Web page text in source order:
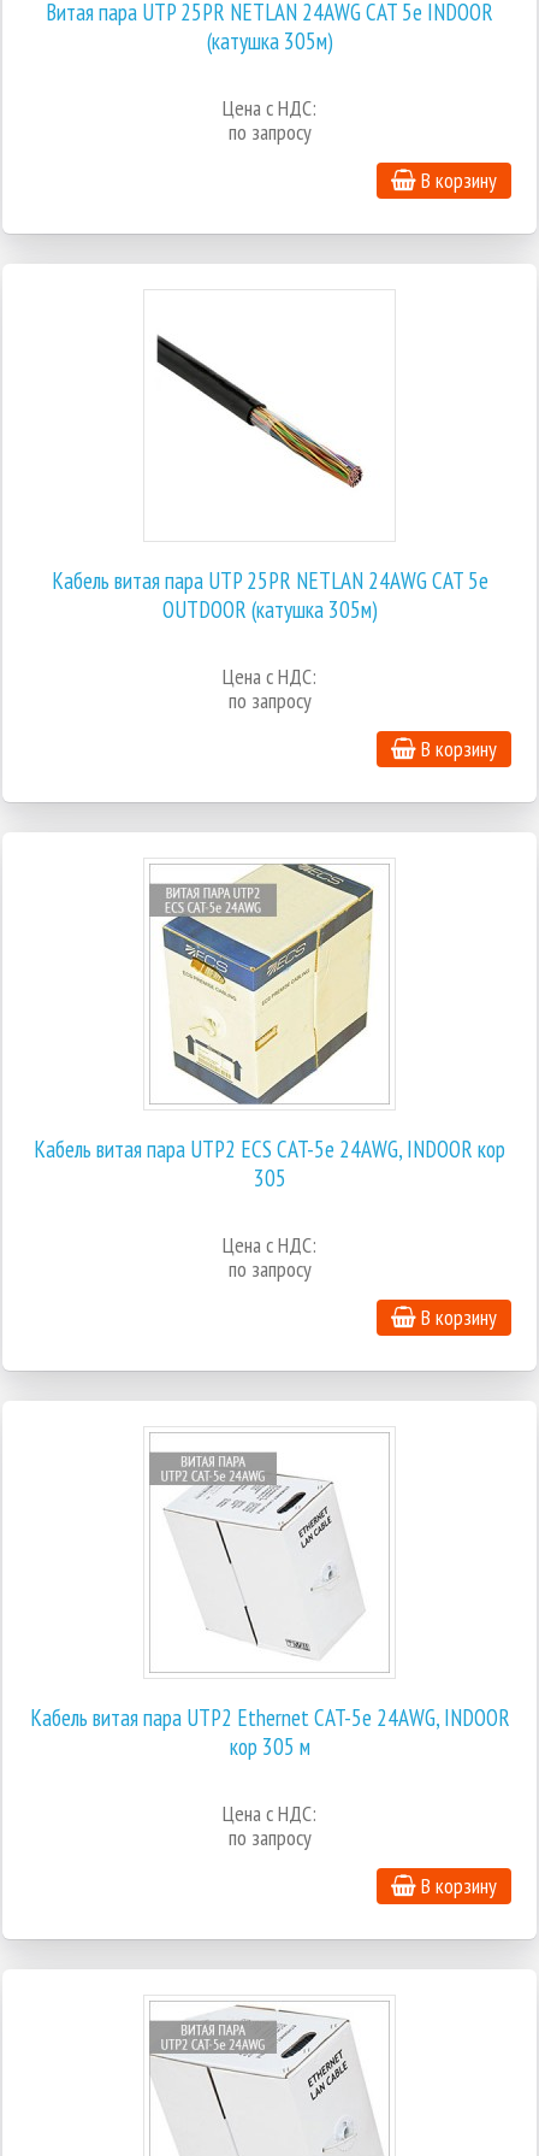
Витая пара UTP 25PR NETLAN 24AWG CAT 5e INDOOR
(катушка 305м)
Цена с НДС:
по запросу
В корзину
Кабель витая пара UTP 25PR NETLAN 24AWG CAT 5e
OUTDOOR (катушка 305м)
Цена с НДС:
по запросу
В корзину
Кабель витая пара UTP2 ECS CAT-5e 24AWG, INDOOR кор
305
Цена с НДС:
по запросу
В корзину
Кабель витая пара UTP2 Ethernet CAT-5e 24AWG, INDOOR
кор 305 м
Цена с НДС:
по запросу
В корзину